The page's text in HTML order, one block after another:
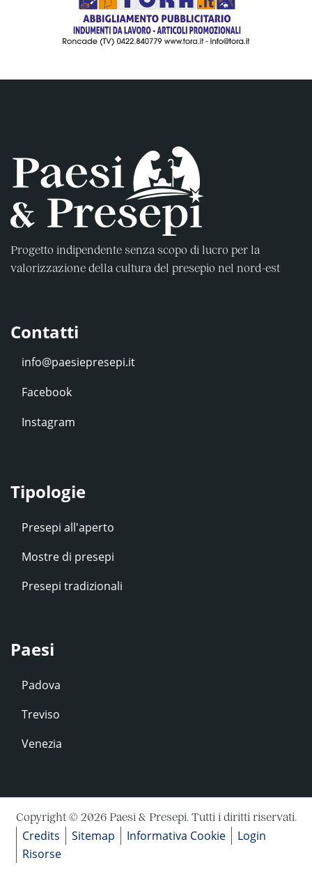
Progetto indipendente senza scopo di lucro per la
valorizzazione della cultura del presepio nel nord-est
Contatti
Facebook
Instagram
Tipologie
Presepi all'aperto
Mostre di presepi
Presepi tradizionali
Paesi
Padova
Treviso
Venezia
Copyright © 2026 Paesi & Presepi. Tutti i diritti riservati.
Credits Sitemap Informativa Cookie
Login
Risorse